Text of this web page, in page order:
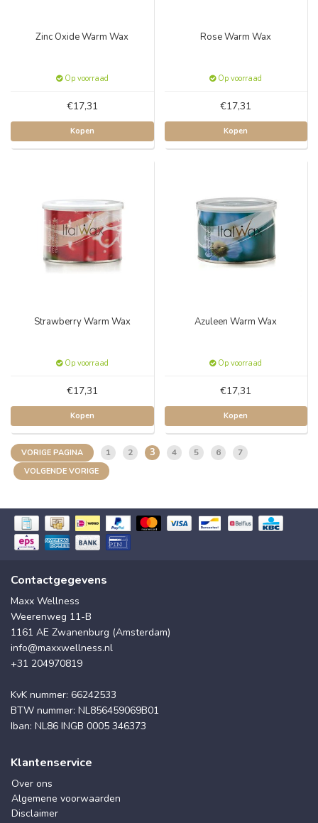
Zinc Oxide Warm Wax
Op voorraad
€17,31
Kopen
Rose Warm Wax
Op voorraad
€17,31
Kopen
Strawberry Warm Wax
Op voorraad
€17,31
Kopen
Azuleen Warm Wax
Op voorraad
€17,31
Kopen
VORIGE PAGINA 1 2 3 4 5 6 7
VOLGENDE VORIGE
Contactgegevens
Maxx Wellness
Weerenweg 11-B
1161 AE Zwanenburg (Amsterdam)
info@maxxwellness.nl
+31 204970819
KvK nummer: 66242533
BTW nummer: NL856459069B01
Iban: NL86 INGB 0005 346373
Klantenservice
Over ons
Algemene voorwaarden
Disclaimer